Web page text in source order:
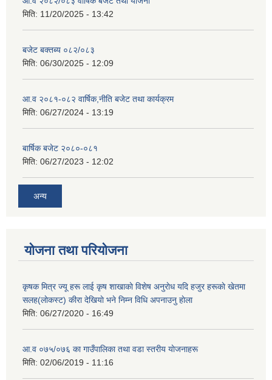
मिति: 11/20/2025 - 13:42
बजेट बक्तब्य ०८२/०८३
मिति: 06/30/2025 - 12:09
आ.व २०८१-०८२ वार्षिक,नीति बजेट तथा कार्यक्रम
मिति: 06/27/2024 - 13:19
बार्षिक बजेट २०८०-०८१
मिति: 06/27/2023 - 12:02
अन्य
योजना तथा परियोजना
कृषक मित्र ज्यू हरू लाई कृष शाखाकाे विशेष अनुराेध यदि हजुर हरूकाे खेतमा
सलह(लाेकस्ट) कीरा देखियाे भने निम्न विधि अपनाउनु हाेला
मिति: 06/27/2020 - 16:49
आ‍.व ०७५/०७६ का गाउँपालिका तथा वडा स्तरीय याेजनाहरू
मिति: 02/06/2019 - 11:16